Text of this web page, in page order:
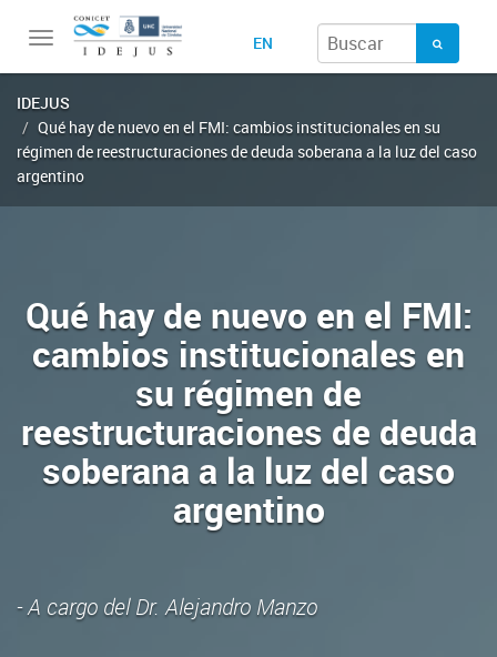
Toggle
EN
IDEJUS
Qué hay de nuevo en el FMI: cambios institucionales en su
régimen de reestructuraciones de deuda soberana a la luz del caso
argentino
Qué hay de nuevo en el FMI:
cambios institucionales en
su régimen de
reestructuraciones de deuda
soberana a la luz del caso
argentino
- A cargo del Dr. Alejandro Manzo